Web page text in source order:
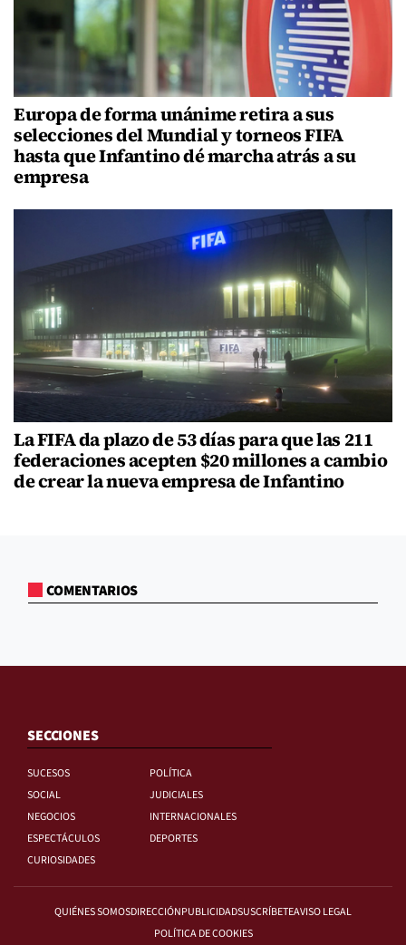
Europa de forma unánime retira a sus
selecciones del Mundial y torneos FIFA
hasta que Infantino dé marcha atrás a su
empresa
La FIFA da plazo de 53 días para que las 211
federaciones acepten $20 millones a cambio
de crear la nueva empresa de Infantino
COMENTARIOS
SECCIONES
SUCESOS
POLÍTICA
SOCIAL
JUDICIALES
NEGOCIOS
INTERNACIONALES
ESPECTÁCULOS
DEPORTES
CURIOSIDADES
QUIÉNES SOMOSDIRECCIÓNPUBLICIDADSUSCRÍBETEAVISO LEGAL
POLÍTICA DE COOKIES